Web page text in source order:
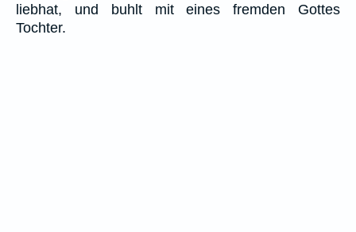
liebhat, und buhlt mit eines fremden Gottes
Tochter.